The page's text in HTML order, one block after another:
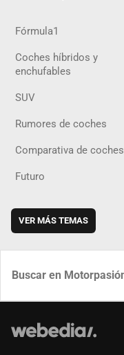
Fórmula1
Coches híbridos y
enchufables
SUV
Rumores de coches
Comparativa de coches
Futuro
VER MÁS TEMAS